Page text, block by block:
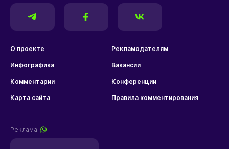
О проекте Рекламодателям
Инфографика Вакансии
Комментарии Конференции
Карта сайта Правила комментирования
Реклама